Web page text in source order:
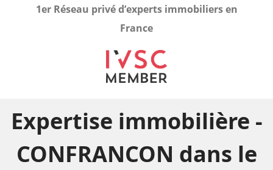
1er Réseau privé d’experts immobiliers en
France
Expertise immobilière -
CONFRANCON dans le